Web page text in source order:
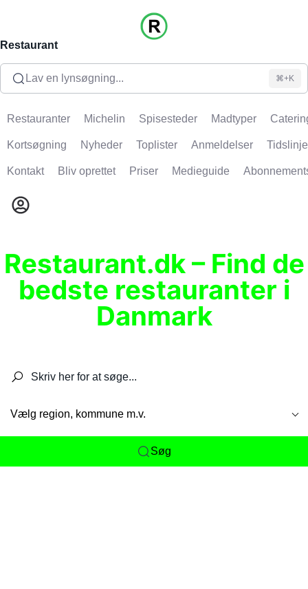
Restaurant
Lav en lynsøgning... ⌘+K
Restauranter Michelin Spisesteder Madtyper
Kortsøgning Nyheder Toplister Anmeldelser Tidslinje
Kontakt Bliv oprettet Priser Medieguide
Restaurant.dk – Find de
bedste restauranter i
Danmark
Vælg region, kommune m.v.
Søg